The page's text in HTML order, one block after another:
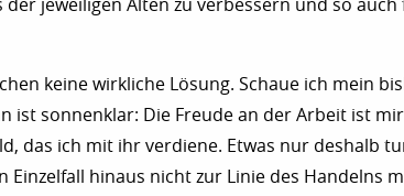
der jeweiligen Alten zu verbessern und so auch
keine wirkliche Lösung. Schaue ich mein
ist sonnenklar: Die Freude an der Arbeit ist
das ich mit ihr verdiene. Etwas nur deshalb
Einzelfall hinaus nicht zur Linie des Handelns